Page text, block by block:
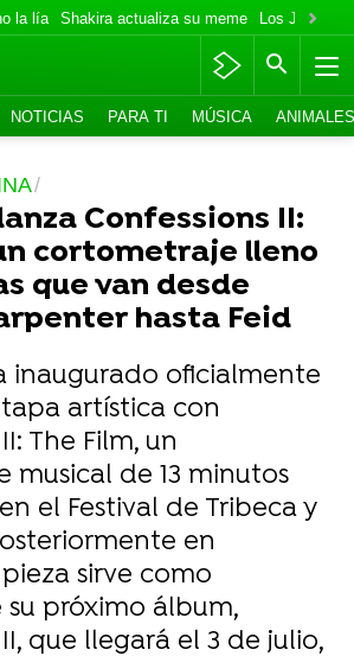
la lía Shakira actualiza su meme Los Jonas
NOTICIAS PARA TI MÚSICA ANIMALES
Confessions II:
cortometraje lleno
que van desde
hasta Feid
inaugurado oficialmente
artística con
The Film, un
musical de 13 minutos
el Festival de Tribeca y
en
sirve como
próximo álbum,
que llegará el 3 de julio,